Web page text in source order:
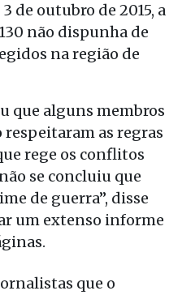
de outubro de 2015, a
não dispunha de
na região de
que alguns membros
as regras
rege os conflitos
se concluiu que
de guerra”, disse
um extenso informe
que o